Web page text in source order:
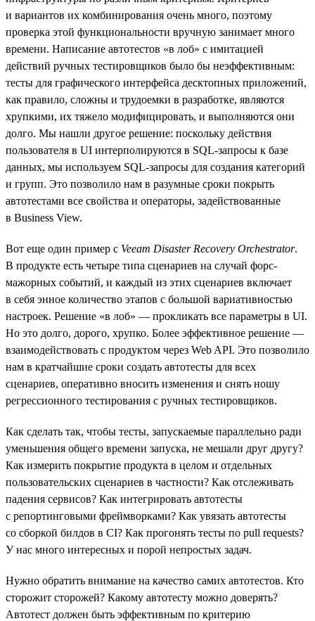
и вариантов их комбинирования очень много, поэтому
проверка этой функциональности вручную занимает много
времени. Написание автотестов «в лоб» с имитацией
действий ручных тестировщиков было бы неэффективным:
тесты для графического интерфейса десктопных приложений,
как правило, сложны и трудоемки в разработке, являются
хрупкими, их тяжело модифицировать, и выполняются они
долго. Мы нашли другое решение: поскольку действия
пользователя в UI интерполируются в SQL-запросы к базе
данных, мы используем SQL-запросы для создания категорий
и групп. Это позволило нам в разумные сроки покрыть
автотестами все свойства и операторы, задействованные
в Business View.
Вот еще один пример с Veeam Disaster Recovery Orchestrator.
В продукте есть четыре типа сценариев на случай форс-
мажорных событий, и каждый из этих сценариев включает
в себя энное количество этапов c большой вариативностью
настроек. Решение «в лоб» — прокликать все параметры в UI.
Но это долго, дорого, хрупко. Более эффективное решение —
взаимодействовать с продуктом через Web API. Это позволило
нам в кратчайшие сроки создать автотесты для всех
сценариев, оперативно вносить изменения и снять ношу
регрессионного тестирования с ручных тестировщиков.
Как сделать так, чтобы тесты, запускаемые параллельно ради
уменьшения общего времени запуска, не мешали друг другу?
Как измерить покрытие продукта в целом и отдельных
пользовательских сценариев в частности? Как отслеживать
падения сервисов? Как интегрировать автотесты
с репортинговыми фреймворками? Как увязать автотесты
со сборкой билдов в CI? Как прогонять тесты по pull requests?
У нас много интересных и порой непростых задач.
Нужно обратить внимание на качество самих автотестов. Кто
сторожит сторожей? Какому автотесту можно доверять?
Автотест должен быть эффективным по критерию